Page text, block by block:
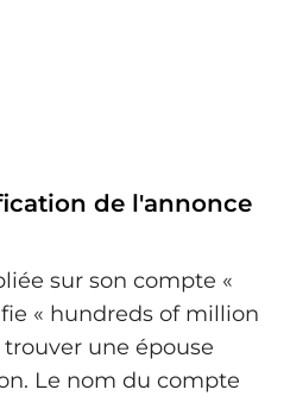
de l'annonce
sur son compte «
« hundreds of million
une épouse
Le nom du compte